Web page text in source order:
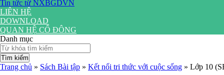
Tin tức từ NXBGDVN
LIÊN HỆ
DOWNLOAD
QUAN HỆ CỔ ĐÔNG
Danh mục
Tìm kiếm
Trang chủ » Sách Bài tập » Kết nối tri thức với cuộc sống » Lớp 10